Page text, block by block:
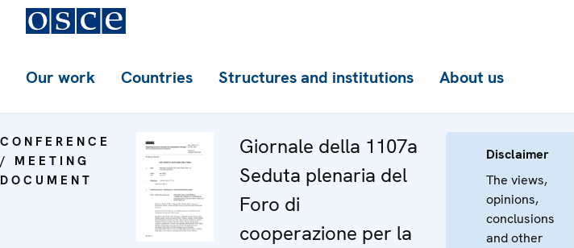
Our work Countries Structures and institutions About us
CONFERENCE
/ MEETING
DOCUMENT
Giornale della 1107a
Seduta plenaria del
Foro di
cooperazione per la
Disclaimer
The views,
opinions,
conclusions
and other